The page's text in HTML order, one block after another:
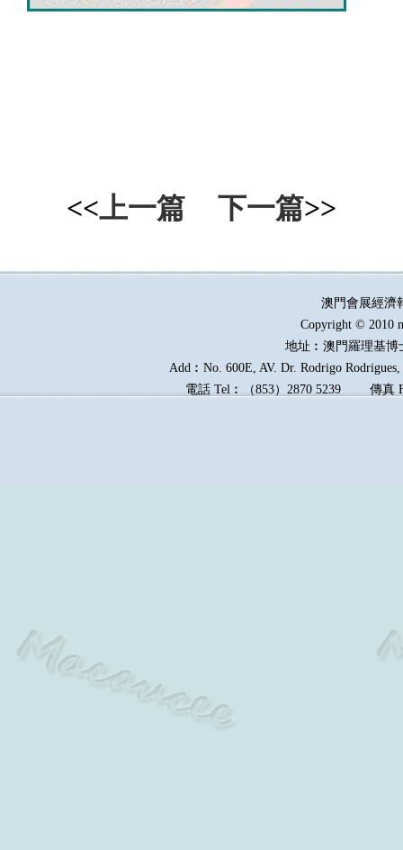
<<上一篇 下一篇>>
澳門會展經
Copyright © 2010
地址︰澳門羅理基博
Add︰No. 600E, AV. Dr. Rodrigo
電話 Tel︰（853）2870 5239傳真